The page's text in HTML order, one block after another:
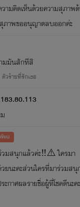
รเข้าอ่านสูงสุดเป็นอั
ามคิดเห็นด้วยความสุภาพ
ภาพขออนุญาตลบออกค่ะ
มมันสักทีสิ
วร้ายที่รักเธอ
ขียน
วมสนุกแล้วค่ะ‼️⚠️ ใครมา
ยนะคะส่วนใครที่มาร่วมสนุ
กาศผลรายชื่อผู้ที่โชคดีนะคะ